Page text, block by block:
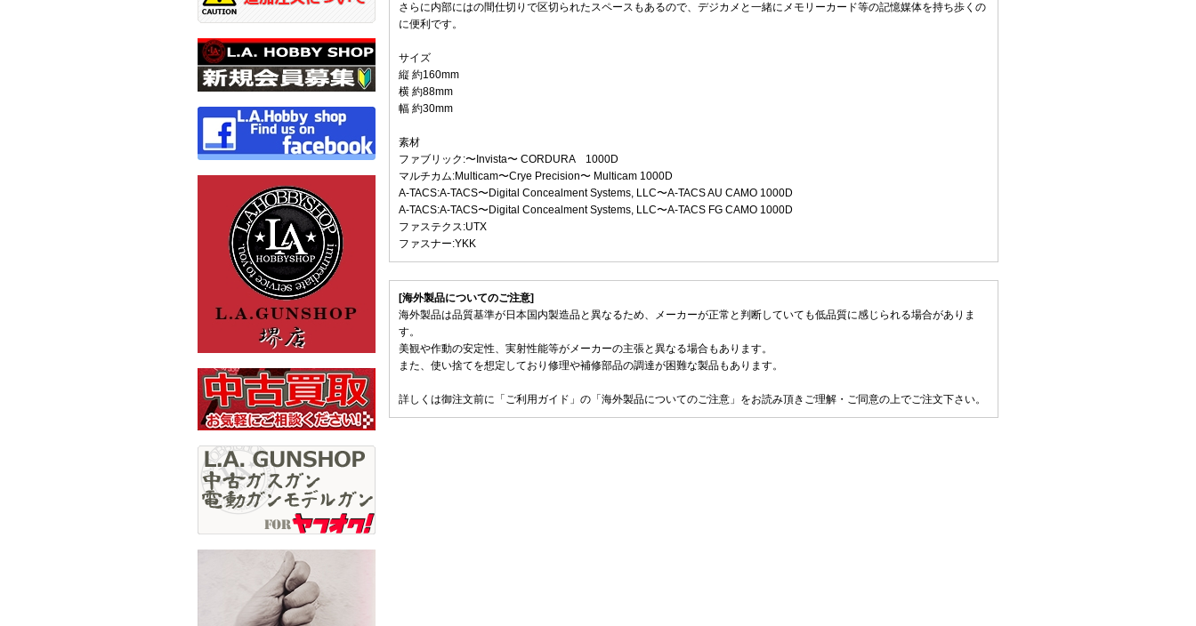
さらに内部にはの間仕切りで区切られたスペースもあるので、デジカメと一緒にメモリーカード等の記憶媒体を持ち歩くの
に便利です。
サイズ
縦 約160mm
横 約88mm
幅 約30mm
素材
ファブリック:〜Invista〜 CORDURA 1000D
マルチカム:Multicam〜Crye Precision〜 Multicam 1000D
A-TACS:A-TACS〜Digital Concealment Systems, LLC〜A-TACS AU CAMO 1000D
A-TACS:A-TACS〜Digital Concealment Systems, LLC〜A-TACS FG CAMO 1000D
ファステクス:UTX
ファスナー:YKK
[海外製品についてのご注意]
海外製品は品質基準が日本国内製造品と異なるため、メーカーが正常と判断していても低品質に感じられる場合がありま
す。
美観や作動の安定性、実射性能等がメーカーの主張と異なる場合もあります。
また、使い捨てを想定しており修理や補修部品の調達が困難な製品もあります。
詳しくは御注文前に「ご利用ガイド」の「海外製品についてのご注意」をお読み頂きご理解・ご同意の上でご注文下さい。